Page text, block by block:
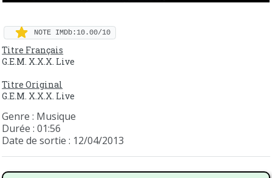
NOTE IMDb:10.00/10
Titre Français
G.E.M. X.X.X. Live
Titre Original
G.E.M. X.X.X. Live
Genre : Musique
Durée : 01:56
Date de sortie : 12/04/2013